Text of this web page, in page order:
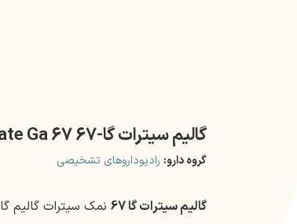
گالیم سیترات گا-67 Gallium citrate Ga 67
گروه دارو: رادیوداروهای تشخیصی
گالیم سیترات گا 67 نمک سیترات گالیم گا 67 رادیوایزوتوپ است.